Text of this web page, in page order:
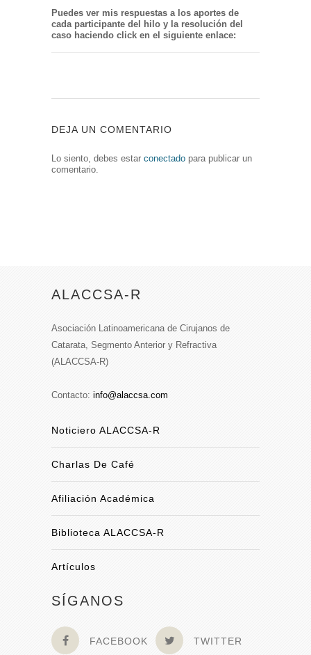
Puedes ver mis respuestas a los aportes de
cada participante del hilo y la resolución del
caso haciendo click en el siguiente enlace:
DEJA UN COMENTARIO
Lo siento, debes estar conectado para publicar un
comentario.
ALACCSA-R
Asociación Latinoamericana de Cirujanos de
Catarata, Segmento Anterior y Refractiva
(ALACCSA-R)
Contacto: info@alaccsa.com
Noticiero ALACCSA-R
Charlas De Café
Afiliación Académica
Biblioteca ALACCSA-R
Artículos
SÍGANOS
FACEBOOK TWITTER